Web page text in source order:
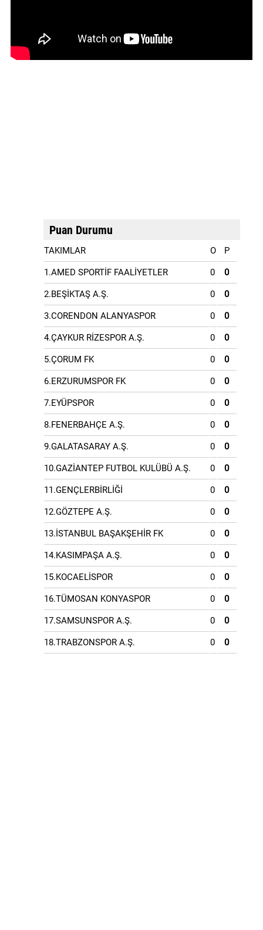
Puan Durumu
TAKIMLAR O P
1.AMED SPORTİF FAALİYETLER 0 0
2.BEŞİKTAŞ A.Ş. 0 0
3.CORENDON ALANYASPOR 0 0
4.ÇAYKUR RİZESPOR A.Ş. 0 0
5.ÇORUM FK 0 0
6.ERZURUMSPOR FK 0 0
7.EYÜPSPOR 0 0
8.FENERBAHÇE A.Ş. 0 0
9.GALATASARAY A.Ş. 0 0
10.GAZİANTEP FUTBOL KULÜBÜ A.Ş. 0 0
11.GENÇLERBİRLİĞİ 0 0
12.GÖZTEPE A.Ş. 0 0
13.İSTANBUL BAŞAKŞEHİR FK 0 0
14.KASIMPAŞA A.Ş. 0 0
15.KOCAELİSPOR 0 0
16.TÜMOSAN KONYASPOR 0 0
17.SAMSUNSPOR A.Ş. 0 0
18.TRABZONSPOR A.Ş. 0 0